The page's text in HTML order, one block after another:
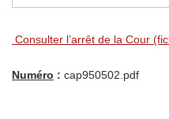
Consulter l’arrêt de la Cour
Numéro : cap950502.pdf